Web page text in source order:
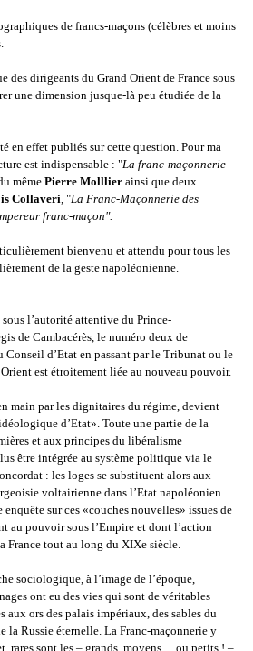
de francs-maçons (célèbres et moins
des dirigeants du Grand Orient de France sous
une dimension jusque-là peu étudiée de la
en effet publiés sur cette question. Pour ma
est indispensable : "La franc-maçonnerie
mêmePierre Molllier ainsi que deux
Collaveri, "La Franc-Maçonnerie des
franc-maçon".
bienvenu et attendu pour tous les
de la geste napoléonienne.
l’autorité attentive du Prince-
de Cambacérès, le numéro deux de
Conseil d’Etat en passant par le Tribunat ou le
est étroitement liée au nouveau pouvoir.
main par les dignitaires du régime, devient
d’Etat». Toute une partie de la
et aux principes du libéralisme
être intégrée au système politique via le
: les loges se substituent alors aux
voltairienne dans l’Etat napoléonien.
sur ces «couches nouvelles» issues de
au pouvoir sous l’Empire et dont l’action
France tout au long du XIXe siècle.
sociologique, à l’image de l’époque,
ont eu des vies qui sont de véritables
aux ors des palais impériaux, des sables du
la Russie éternelle. La Franc-maçonnerie y
rares sont les – grands, moyens… ou petits ! –